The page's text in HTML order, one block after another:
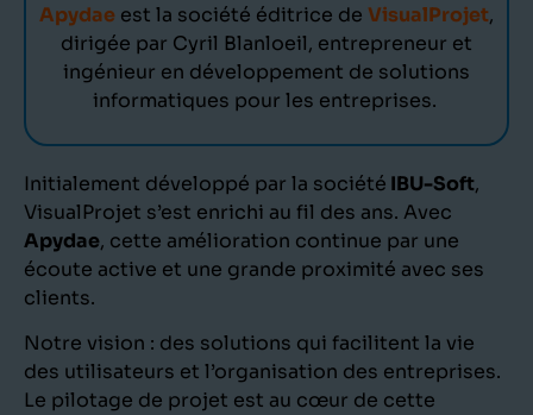
Apydae est la société éditrice de VisualProjet,
dirigée par Cyril Blanloeil, entrepreneur et
ingénieur en développement de solutions
informatiques pour les entreprises.
Initialement développé par la société IBU-Soft,
VisualProjet s’est enrichi au fil des ans. Avec
Apydae, cette amélioration continue par une
écoute active et une grande proximité avec ses
clients.
Notre vision : des solutions qui facilitent la vie
des utilisateurs et l’organisation des entreprises.
Le pilotage de projet est au cœur de cette